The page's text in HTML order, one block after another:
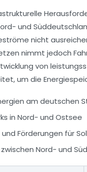
und
nicht
nimmt jedoch
von
um die
am deutschen
in Nord- und Ostsee
Förderungen für
Nord- und